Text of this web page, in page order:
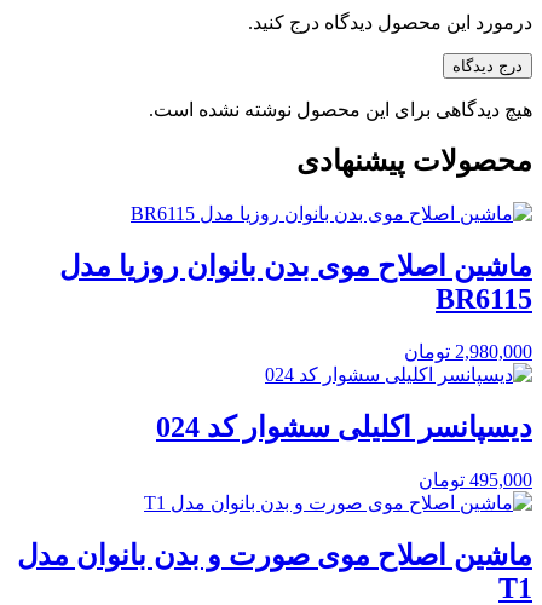
درمورد این محصول دیدگاه درج کنید.
درج دیدگاه
هیچ دیدگاهی برای این محصول نوشته نشده است.
محصولات پیشنهادی
ماشین اصلاح موی بدن بانوان روزیا مدل
BR6115
2,980,000 تومان
دیسپانسر اکلیلی سشوار کد 024
495,000 تومان
ماشین اصلاح موی صورت و بدن بانوان مدل
T1